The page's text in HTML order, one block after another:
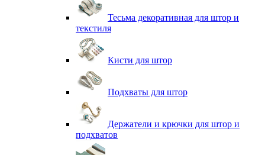
Тесьма декоративная для штор и
текстиля
Кисти для штор
Подхваты для штор
Держатели и крючки для штор и
подхватов